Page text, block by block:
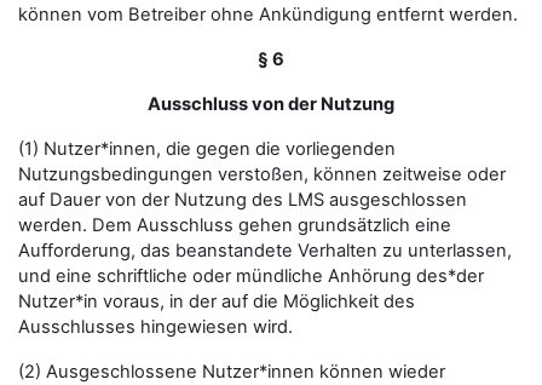
können vom Betreiber ohne Ankündigung entfernt werden.
§ 6
Ausschluss von der Nutzung
(1) Nutzer*innen, die gegen die vorliegenden
Nutzungsbedingungen verstoßen, können zeitweise oder
auf Dauer von der Nutzung des LMS ausgeschlossen
werden. Dem Ausschluss gehen grundsätzlich eine
Aufforderung, das beanstandete Verhalten zu unterlassen,
und eine schriftliche oder mündliche Anhörung des*der
Nutzer*in voraus, in der auf die Möglichkeit des
Ausschlusses hingewiesen wird.
(2) Ausgeschlossene Nutzer*innen können wieder